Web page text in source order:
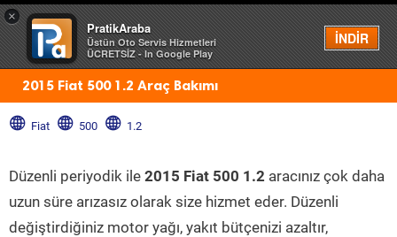
×
PratikAraba
Üstün Oto Servis Hizmetleri
ÜCRETSİZ - In Google Play
İNDİR
Menü
2015 Fiat 500 1.2 Araç Bakımı
Fiat 500 1.2
Düzenli periyodik ile 2015 Fiat 500 1.2 aracınız çok daha
uzun süre arızasız olarak size hizmet eder. Düzenli
değiştirdiğiniz motor yağı, yakıt bütçenizi azaltır,